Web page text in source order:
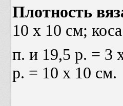
Плотность
10 х 10 см;
п. и 19,5 р. = 3
р. = 10 х 10 см.